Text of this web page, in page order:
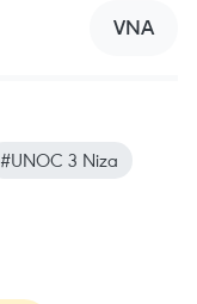
VNA
#UNOC 3 Niza